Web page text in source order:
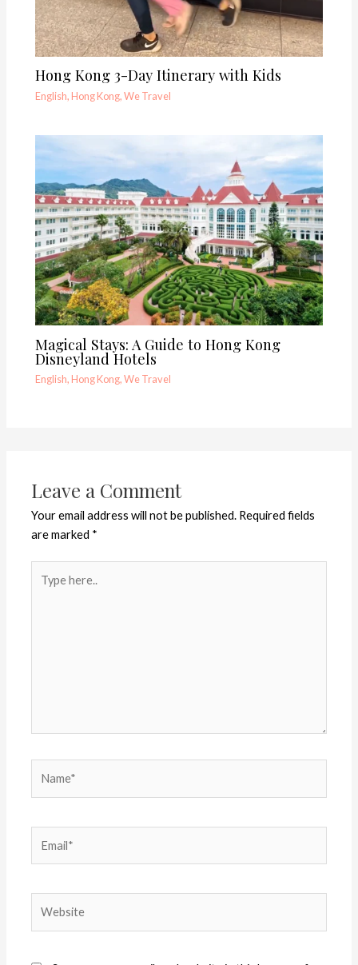
Hong Kong 3-Day Itinerary with Kids
English, Hong Kong,We Travel
Magical Stays: A Guide to Hong Kong
Disneyland Hotels
English, Hong Kong,We Travel
Leave a Comment
Your email address will not be published. Required fields
are marked *
here..